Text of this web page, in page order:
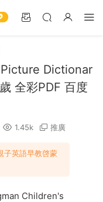
Dictionar
全彩PDF 百度
1.45k 推廣
子英語早教啓蒙
Children's